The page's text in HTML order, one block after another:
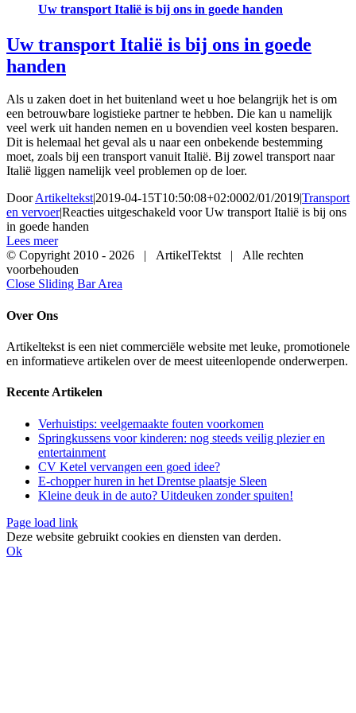
Uw transport Italië is bij ons in goede handen
Uw transport Italië is bij ons in goede
handen
Als u zaken doet in het buitenland weet u hoe belangrijk het is om
een betrouwbare logistieke partner te hebben. Die kan u namelijk
veel werk uit handen nemen en u bovendien veel kosten besparen.
Dit is helemaal het geval als u naar een onbekende bestemming
moet, zoals bij een transport vanuit Italië. Bij zowel transport naar
Italië liggen namelijk veel problemen op de loer.
DoorArtikeltekst|2019-04-15T10:50:08+02:0002/01/2019|Transport
en vervoer|Reacties uitgeschakeld voor Uw transport Italië is bij ons
in goede handen
Lees meer
© Copyright 2010 - 2026 | ArtikelTektst | Alle rechten
voorbehouden
Close Sliding Bar Area
Over Ons
Artikeltekst is een niet commerciële website met leuke, promotionele
en informatieve artikelen over de meest uiteenlopende onderwerpen.
Recente Artikelen
Verhuistips: veelgemaakte fouten voorkomen
Springkussens voor kinderen: nog steeds veilig plezier en
entertainment
CV Ketel vervangen een goed idee?
E-chopper huren in het Drentse plaatsje Sleen
Kleine deuk in de auto? Uitdeuken zonder spuiten!
Page load link
Deze website gebruikt cookies en diensten van derden.
Ok